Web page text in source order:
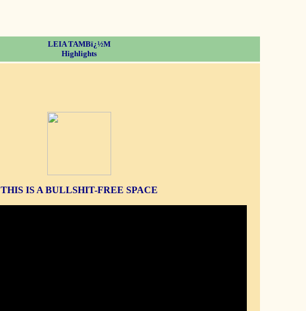
LEIA TAMBï¿½M
Highlights
THIS IS A BULLSHIT-FREE SPACE